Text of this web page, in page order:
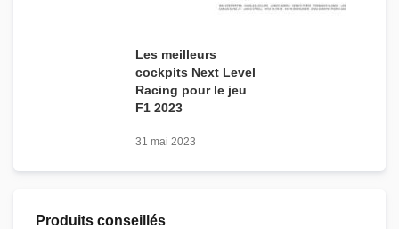
Les meilleurs
cockpits Next Level
Racing pour le jeu
F1 2023
31 mai 2023
Produits conseillés